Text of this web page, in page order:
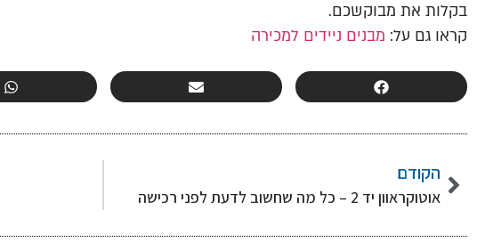
בקלות את מבוקשכם.
קראו גם על: מבנים ניידים למכירה
הקודם
אוטוקראוון יד 2 – כל מה שחשוב לדעת לפני רכישה